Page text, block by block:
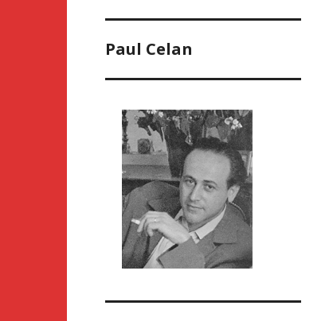
Paul Celan